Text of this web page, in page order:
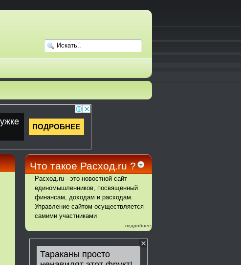
Что такое Расход.ru ?
Расход.ru - это новостной сайт
единомышленников, посвященный
финансам, доходам и расходам.
Управление сайтом осуществляется
самими участниками
подробнее